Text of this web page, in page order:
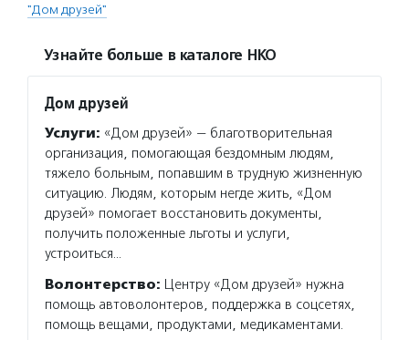
"Дом друзей"
Узнайте больше в каталоге НКО
Дом друзей
Услуги: «Дом друзей» — благотворительная
организация, помогающая бездомным людям,
тяжело больным, попавшим в трудную жизненную
ситуацию. Людям, которым негде жить, «Дом
друзей» помогает восстановить документы,
получить положенные льготы и услуги,
устроиться…
Волонтерство: Центру «Дом друзей» нужна
помощь автоволонтеров, поддержка в соцсетях,
помощь вещами, продуктами, медикаментами.